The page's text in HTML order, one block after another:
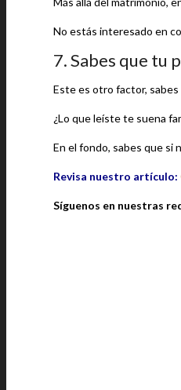
No estás interesado en
7. Sabes que tu
Este es otro factor,
¿Lo que leíste te suena
En el fondo, sabes que si
Revisa nuestro artículo:
Síguenos en nuestras